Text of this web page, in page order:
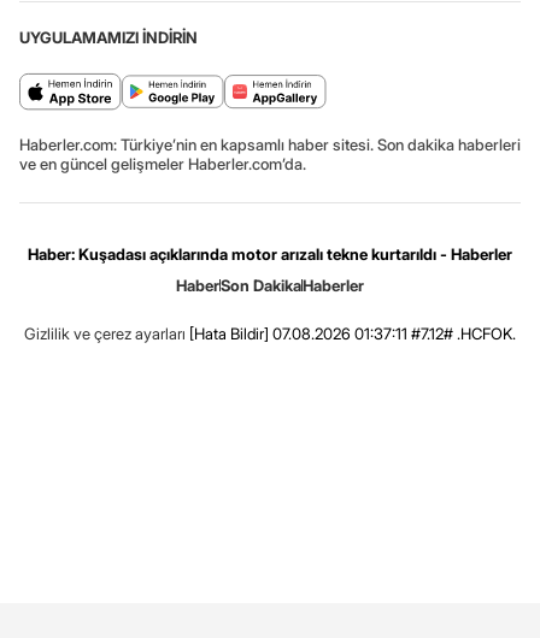
UYGULAMAMIZI İNDİRİN
Haberler.com: Türkiye’nin en kapsamlı haber sitesi. Son dakika haberleri
ve en güncel gelişmeler Haberler.com’da.
Haber: Kuşadası açıklarında motor arızalı tekne kurtarıldı - Haberler
HaberSon DakikaHaberler
Gizlilik ve çerez ayarları [Hata Bildir] 07.08.2026 01:37:11 #7.12# .HCFOK.